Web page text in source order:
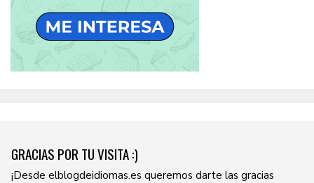
GRACIAS POR TU VISITA :)
¡Desde elblogdeidiomas.es queremos darte las gracias